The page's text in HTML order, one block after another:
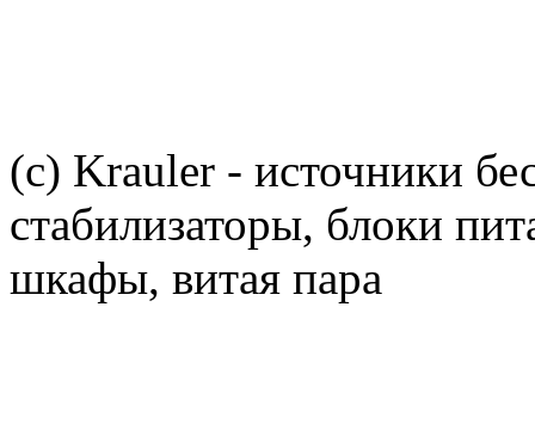
(c) Krauler - источники
стабилизаторы, блоки
шкафы, витая пара